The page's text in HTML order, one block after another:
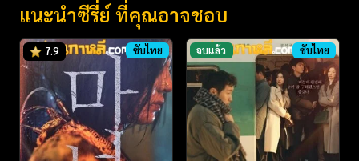
แนะนำซีรี่ย์ ที่คุณอาจชอบ
7.9 ซับไทย จบแล้ว ซับไทย